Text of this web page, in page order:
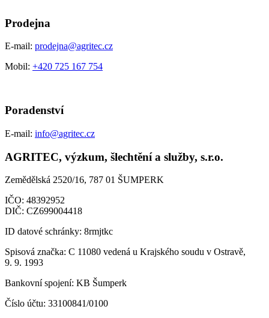
Prodejna
E-mail: prodejna@agritec.cz
Mobil: +420 725 167 754
Poradenství
E-mail: info@agritec.cz
AGRITEC, výzkum, šlechtění a služby, s.r.o.
Zemědělská 2520/16, 787 01 ŠUMPERK
IČO: 48392952
DIČ: CZ699004418
ID datové schránky: 8rmjtkc
Spisová značka: C 11080 vedená u Krajského soudu v Ostravě,
9. 9. 1993
Bankovní spojení: KB Šumperk
Číslo účtu: 33100841/0100